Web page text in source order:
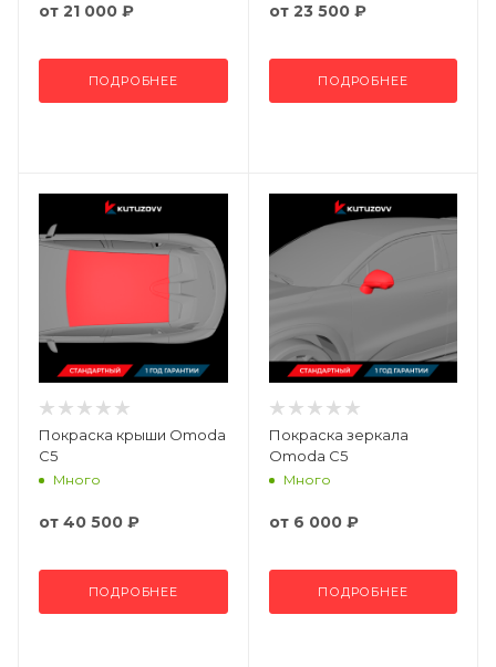
от 21 000 ₽
ПОДРОБНЕЕ
от 23 500 ₽
ПОДРОБНЕЕ
Покраска крыши Omoda
C5
Много
от 40 500 ₽
ПОДРОБНЕЕ
Покраска зеркала
Omoda C5
Много
от 6 000 ₽
ПОДРОБНЕЕ